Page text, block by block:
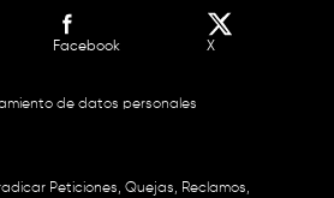
Facebook X
de datos personales
Peticiones, Quejas, Reclamos,